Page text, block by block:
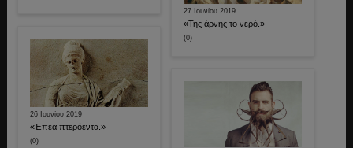
26 Ιουνίου 2019
«Έπεα πτερόεντα.»
(0)
27 Ιουνίου 2019
«Της άρνης το νερό.»
(0)